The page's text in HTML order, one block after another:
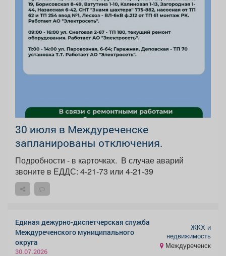
30 июля в Междуреченске
запланированы отключения.
Подробности - в карточках. ️ В случае аварий
звоните в ЕДДС: 4-21-73 или 4-21-39
Единая дежурно-диспетчерская служба
Междуреченского муниципального
округа
30.07.2026
ЖКХ и
недвижимость
Междуреченск